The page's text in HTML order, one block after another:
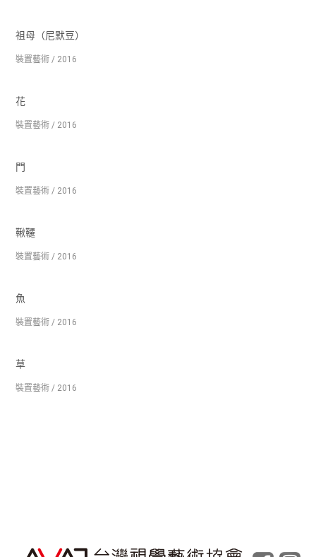
祖母（尼默豆）
裝置藝術 / 2016
花
裝置藝術 / 2016
門
裝置藝術 / 2016
鞦韆
裝置藝術 / 2016
魚
裝置藝術 / 2016
草
裝置藝術 / 2016